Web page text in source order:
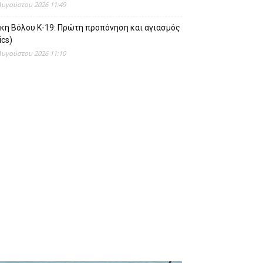
2026 11:49
Βόλου Κ-19: Πρώτη προπόνηση και αγιασμός
2026 11:10